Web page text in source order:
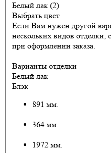
Белый лак (2)
Выбрать цвет
Если Вам нужен другой
нескольких видов
при оформлении заказа.
Варианты отделки
Белый лак
Блэк
891 мм.
364 мм.
1972 мм.